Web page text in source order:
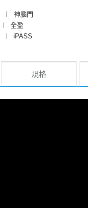
︱
神腦門
︱
全盈
︱
iPASS
規格